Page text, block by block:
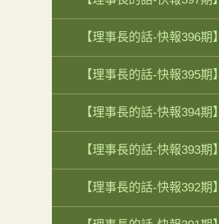
【理事長的話-快報396期】
【理事長的話-快報395期】
【理事長的話-快報394期】
【理事長的話-快報393期】
【理事長的話-快報392期】